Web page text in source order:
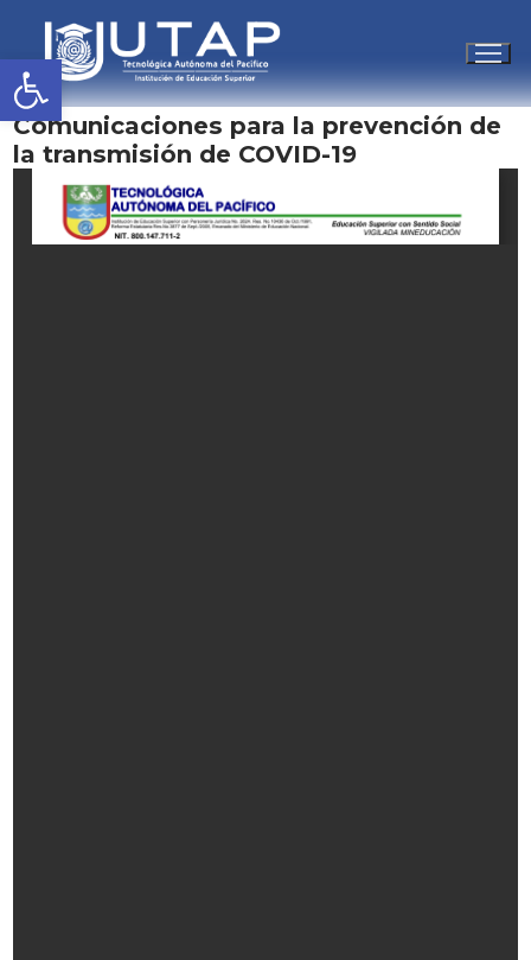
Abrir barra de herramientas
al
contenido
Comunicaciones para la prevención de
la transmisión de COVID-19